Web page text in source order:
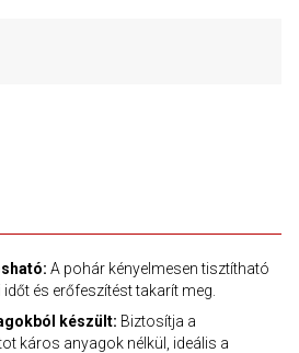
A pohár kényelmesen tisztítható
és erőfeszítést takarít meg.
készült: Biztosítja a
káros anyagok nélkül, ideális a